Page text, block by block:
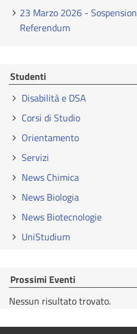
23 Marzo 2026 -
Referendum
Studenti
Disabilità e DSA
Corsi di Studio
Orientamento
Servizi
News Chimica
News Biologia
News Biotecnologie
UniStudium
Prossimi Eventi
Nessun risultato trovato.